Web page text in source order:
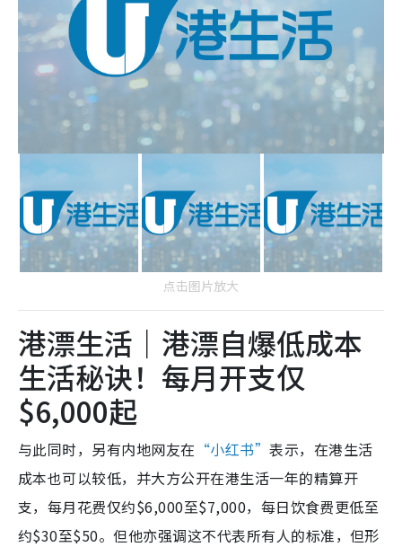
点击图片放大
港漂生活｜港漂自爆低成本
生活秘诀！每月开支仅
$6,000起
与此同时，另有内地网友在 “小红书”表示，在港生活
成本也可以较低，并大方公开在港生活一年的精算开
支，每月花费仅约$6,000至$7,000，每日饮食费更低至
约$30至$50。但他亦强调这不代表所有人的标准，但形